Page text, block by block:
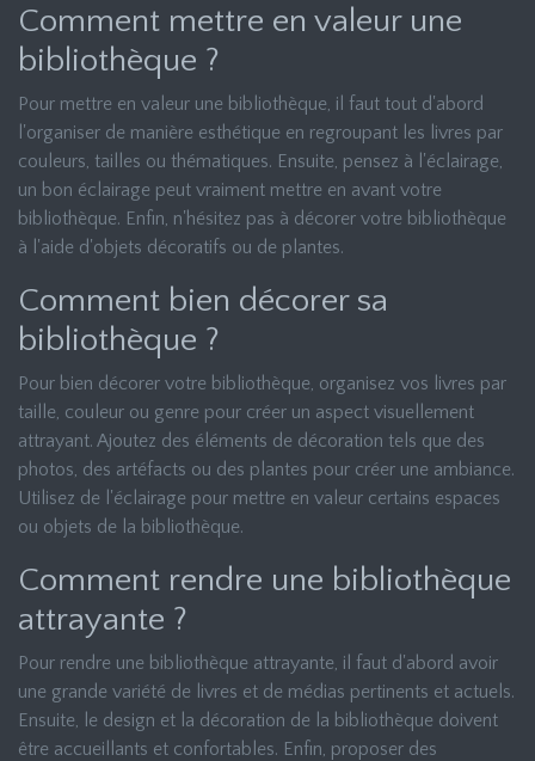
Comment mettre en valeur une
bibliothèque ?
Pour mettre en valeur une bibliothèque, il faut tout d'abord
l'organiser de manière esthétique en regroupant les livres par
couleurs, tailles ou thématiques. Ensuite, pensez à l'éclairage,
un bon éclairage peut vraiment mettre en avant votre
bibliothèque. Enfin, n'hésitez pas à décorer votre bibliothèque
à l'aide d'objets décoratifs ou de plantes.
Comment bien décorer sa
bibliothèque ?
Pour bien décorer votre bibliothèque, organisez vos livres par
taille, couleur ou genre pour créer un aspect visuellement
attrayant. Ajoutez des éléments de décoration tels que des
photos, des artéfacts ou des plantes pour créer une ambiance.
Utilisez de l'éclairage pour mettre en valeur certains espaces
ou objets de la bibliothèque.
Comment rendre une bibliothèque
attrayante ?
Pour rendre une bibliothèque attrayante, il faut d'abord avoir
une grande variété de livres et de médias pertinents et actuels.
Ensuite, le design et la décoration de la bibliothèque doivent
être accueillants et confortables. Enfin, proposer des